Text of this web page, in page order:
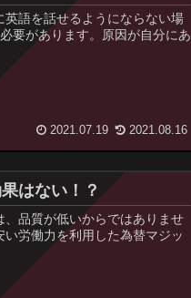
語を話せるようにならない場
要があります。原因が自分にあ
2021.07.19 2021.08.16
はない！？
品質が低いからではありませ
労働力を利用した為替マジッ